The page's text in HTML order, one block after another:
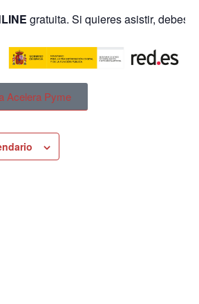
gratuita. Si quieres asistir, debes
Acelera Pyme